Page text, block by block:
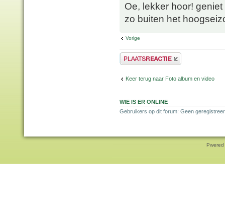
Oe, lekker hoor!
zo buiten het
Vorige
Plaats een reactie
Keer terug naar Foto album en video
WIE IS ER ONLINE
Gebruikers op dit forum: Geen